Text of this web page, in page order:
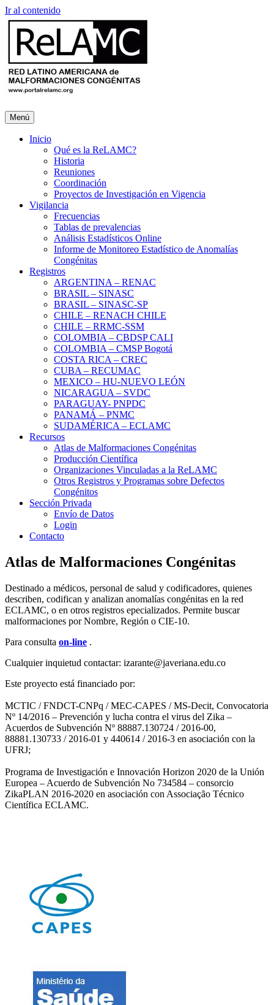
Ir al contenido
Menú
Inicio
Qué es la ReLAMC?
Historia
Reuniones
Coordinación
Proyectos de Investigación en Vigencia
Vigilancia
Frecuencias
Tablas de prevalencias
Análisis Estadísticos Online
Informe de Monitoreo Estadístico de Anomalías
Congénitas
Registros
ARGENTINA – RENAC
BRASIL – SINASC
BRASIL – SINASC-SP
CHILE – RENACH CHILE
CHILE – RRMC-SSM
COLOMBIA – CBDSP CALI
COLOMBIA – CMSP Bogotá
COSTA RICA – CREC
CUBA – RECUMAC
MEXICO – HU-NUEVO LEÓN
NICARAGUA – SVDC
PARAGUAY- PNPDC
PANAMÁ – PNMC
SUDAMÉRICA – ECLAMC
Recursos
Atlas de Malformaciones Congénitas
Producción Científica
Organizaciones Vinculadas a la ReLAMC
Otros Registros y Programas sobre Defectos
Congénitos
Sección Privada
Envío de Datos
Login
Contacto
Atlas de Malformaciones Congénitas
Destinado a médicos, personal de salud y codificadores, quienes
describen, codifican y analizan anomalías congénitas en la red
ECLAMC, o en otros registros epecializados. Permite buscar
malformaciones por Nombre, Región o CIE-10.
Para consulta on-line .
Cualquier inquietud contactar: ​​izarante@javeriana.edu.co
Este proyecto está financiado por:
MCTIC / FNDCT-CNPq / MEC-CAPES / MS-Decit, Convocatoria
Nº 14/2016 – Prevención y lucha contra el virus del Zika –
Acuerdos de Subvención Nº 88887.130724 / 2016-00,
88881.130733 / 2016-01 y 440614 / 2016-3 en asociación con la
UFRJ;
Programa de Investigación e Innovación Horizon 2020 de la Unión
Europea – Acuerdo de Subvención No 734584 – consorcio
ZikaPLAN 2016-2020 en asociación con Associação Técnico
Científica ECLAMC.